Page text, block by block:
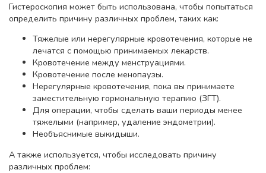
Гистероскопия может быть использована, чтобы попытаться
определить причину различных проблем, таких как:
Тяжелые или нерегулярные кровотечения, которые не
лечатся с помощью принимаемых лекарств.
Кровотечение между менструациями.
Кровотечение после менопаузы.
Нерегулярные кровотечения, пока вы принимаете
заместительную гормональную терапию (ЗГТ).
Для операции, чтобы сделать ваши периоды менее
тяжелыми (например, удаление эндометрии).
Необъяснимые выкидыши.
А также используется, чтобы исследовать причину
различных проблем: